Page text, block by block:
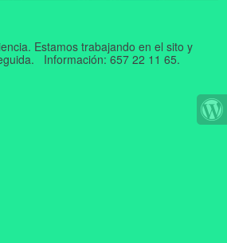
Estamos trabajando en el sito y
Información: 657 22 11 65.